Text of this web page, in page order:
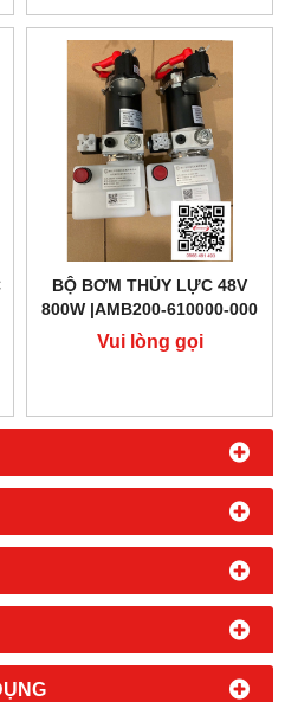
BỘ BƠM THỦY LỰC 48V
800W |AMB200-610000-000
Vui lòng gọi